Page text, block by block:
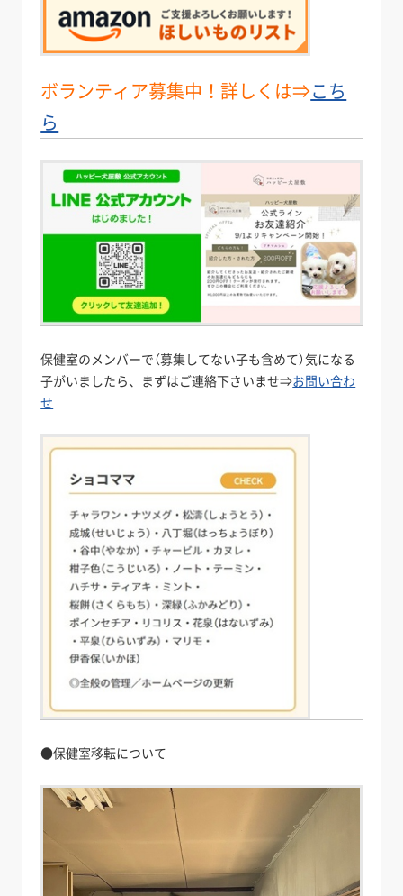
ボランティア募集中！詳しくは⇒こち
ら
保健室のメンバーで（募集してない子も含めて）気になる
子がいましたら、まずはご連絡下さいませ⇒お問い合わ
せ
●保健室移転について